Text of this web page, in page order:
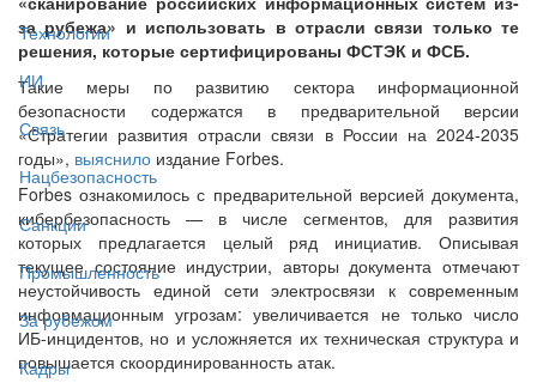
Технологии
ИИ
Связь
Нацбезопасность
Санкции
Промышленность
За рубежом
Кадры
за рубежа» и использовать в отрасли связи только те
решения, которые сертифицированы ФСТЭК и ФСБ.
Такие меры по развитию сектора информационной
безопасности содержатся в предварительной версии
«Стратегии развития отрасли связи в России на 2024-2035
годы», выяснило издание Forbes.
Forbes ознакомилось с предварительной версией документа,
кибербезопасность — в числе сегментов, для развития
которых предлагается целый ряд инициатив. Описывая
текущее состояние индустрии, авторы документа отмечают
неустойчивость единой сети электросвязи к современным
информационным угрозам: увеличивается не только число
ИБ-инцидентов, но и усложняется их техническая структура и
повышается скоординированность атак.